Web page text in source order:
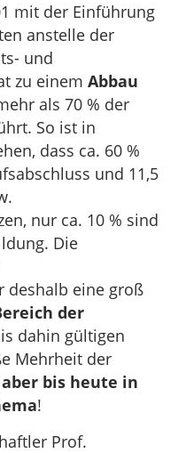
mit der Einführung
anstelle der
und
zu einem Abbau
als 70 % der
So ist in
dass ca. 60 %
und 11,5
nur ca. 10 % sind
Die
deshalb eine groß
der
dahin gültigen
Mehrheit der
bis heute in
!
Prof.